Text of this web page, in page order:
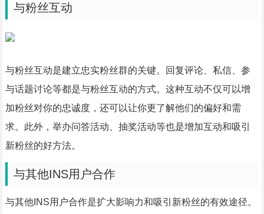
与粉丝互动
与粉丝互动是建立忠实粉丝群的关键。回复评论、私信、参
与话题讨论等都是与粉丝互动的方式。这种互动不仅可以增
加粉丝对你的忠诚度，还可以让你更了解他们的偏好和需
求。此外，举办问答活动、抽奖活动等也是增加互动和吸引
新粉丝的好方法。
与其他INS用户合作
与其他INS用户合作是扩大影响力和吸引新粉丝的有效途径。